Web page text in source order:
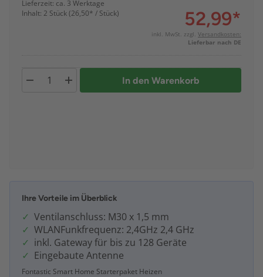
Lieferzeit: ca. 3 Werktage
Inhalt: 2 Stück (26,50* / Stück)
52,99*
inkl. MwSt. zzgl. Versandkosten:
Lieferbar nach DE
In den Warenkorb
Ihre Vorteile im Überblick
Ventilanschluss: M30 x 1,5 mm
WLANFunkfrequenz: 2,4GHz 2,4 GHz
inkl. Gateway für bis zu 128 Geräte
Eingebaute Antenne
Fontastic Smart Home Starterpaket Heizen